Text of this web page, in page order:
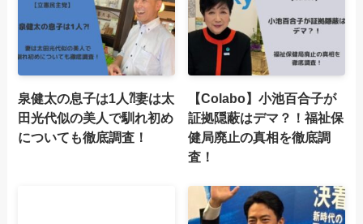
泉健太の息子は1人⁈妻は太
田光代似の美人で馴れ初め
についても徹底調査！
【Colabo】小池百合子が
証拠隠蔽はデマ？！福祉保
健局廃止の真相を徹底調
査！